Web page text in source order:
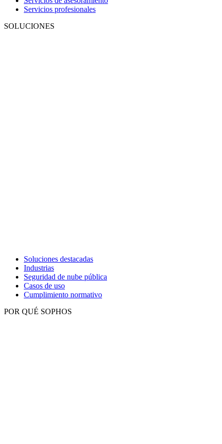
Servicios profesionales
SOLUCIONES
Soluciones destacadas
Industrias
Seguridad de nube pública
Casos de uso
Cumplimiento normativo
POR QUÉ SOPHOS